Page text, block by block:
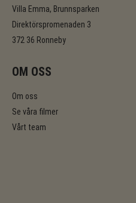
Villa Emma, Brunnsparken
Direktörspromenaden 3
372 36 Ronneby
OM OSS
Om oss
Se våra filmer
Vårt team